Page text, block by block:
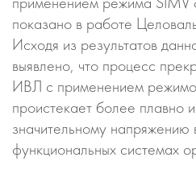
показано в работе
Исходя из результатов
выявлено, что процесс
ИВЛ с применением
проистекает более плавно
значительному напряжению
функциональных системах